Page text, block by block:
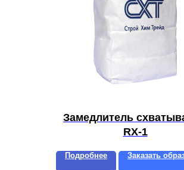
Замедлитель
RX-1
Подробнее Заказать